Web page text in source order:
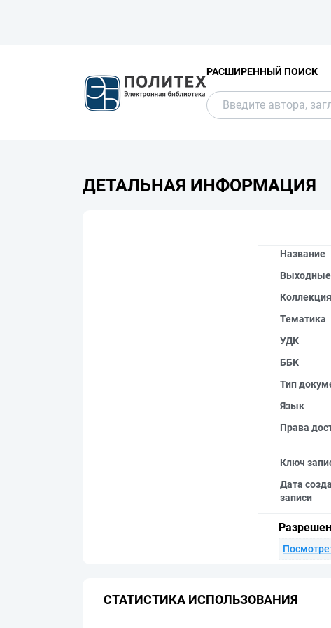
РАСШИРЕННЫЙ ПОИСК
ДЕТАЛЬНАЯ ИНФОРМАЦИЯ
Название
Выходные
Коллекция
Тематика
УДК
ББК
Тип
Язык
Права
Ключ
Дата
записи
СТАТИСТИКА ИСПОЛЬЗОВАНИЯ